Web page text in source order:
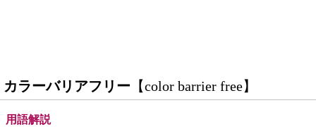
カラーバリアフリー 【color barrier free】
用語解説